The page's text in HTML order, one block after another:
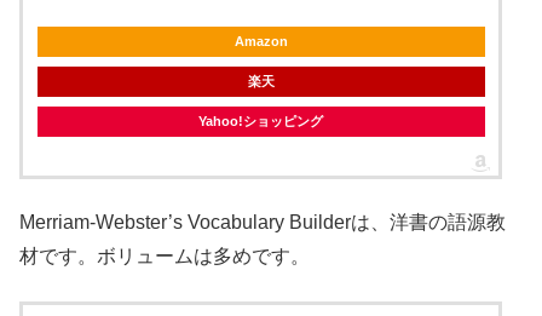
Amazon
楽天
Yahoo!ショッピング
Merriam-Webster’s Vocabulary Builderは、洋書の語源教
材です。ボリュームは多めです。